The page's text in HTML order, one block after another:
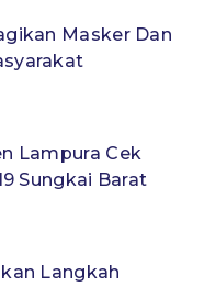
Masker Dan
Lampura Cek
Sungkai Barat
Langkah